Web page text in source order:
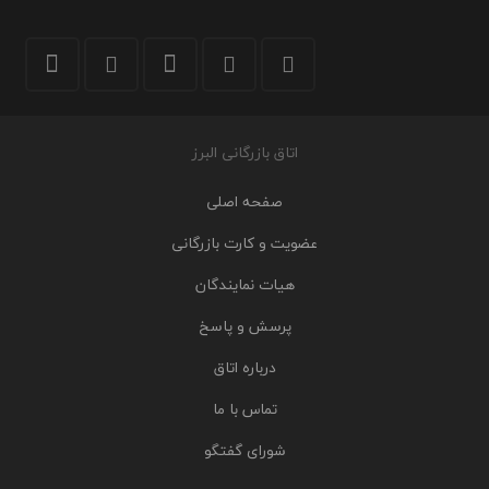
اتاق بازرگانی البرز
صفحه اصلی
عضویت و کارت بازرگانی
هیات نمایندگان
پرسش و پاسخ
درباره اتاق
تماس با ما
شورای گفتگو